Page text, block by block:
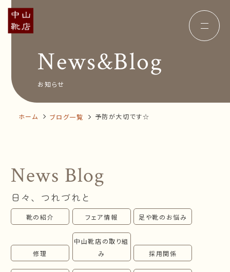
Concept コンセプト
Insole オーダー中敷き
News&Blog
Company 会社概要
オンラインショップ
お問い合わせ
News&Blog
お知らせ
ホーム ブログ一覧 予防が大切です☆
News Blog
日々、つれづれと
靴の紹介 フェア情報 足や靴のお悩み
修理
中山靴店の取り組
み
採用関係